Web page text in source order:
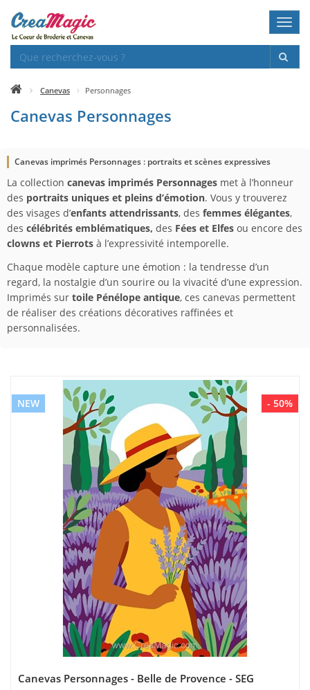
Canevas Personnages
Canevas Personnages
Canevas imprimés Personnages : portraits et scènes expressives
La collection canevas imprimés Personnages met à l’honneur
des portraits uniques et pleins d’émotion. Vous y trouverez
des visages d’enfants attendrissants, des femmes élégantes,
des célébrités emblématiques, des Fées et Elfes ou encore des
clowns et Pierrots à l’expressivité intemporelle.
Chaque modèle capture une émotion : la tendresse d’un
regard, la nostalgie d’un sourire ou la vivacité d’une expression.
Imprimés sur toile Pénélope antique, ces canevas permettent
de réaliser des créations décoratives raffinées et
personnalisées.
- 50%
NEW
Canevas Personnages - Belle de Provence - SEG